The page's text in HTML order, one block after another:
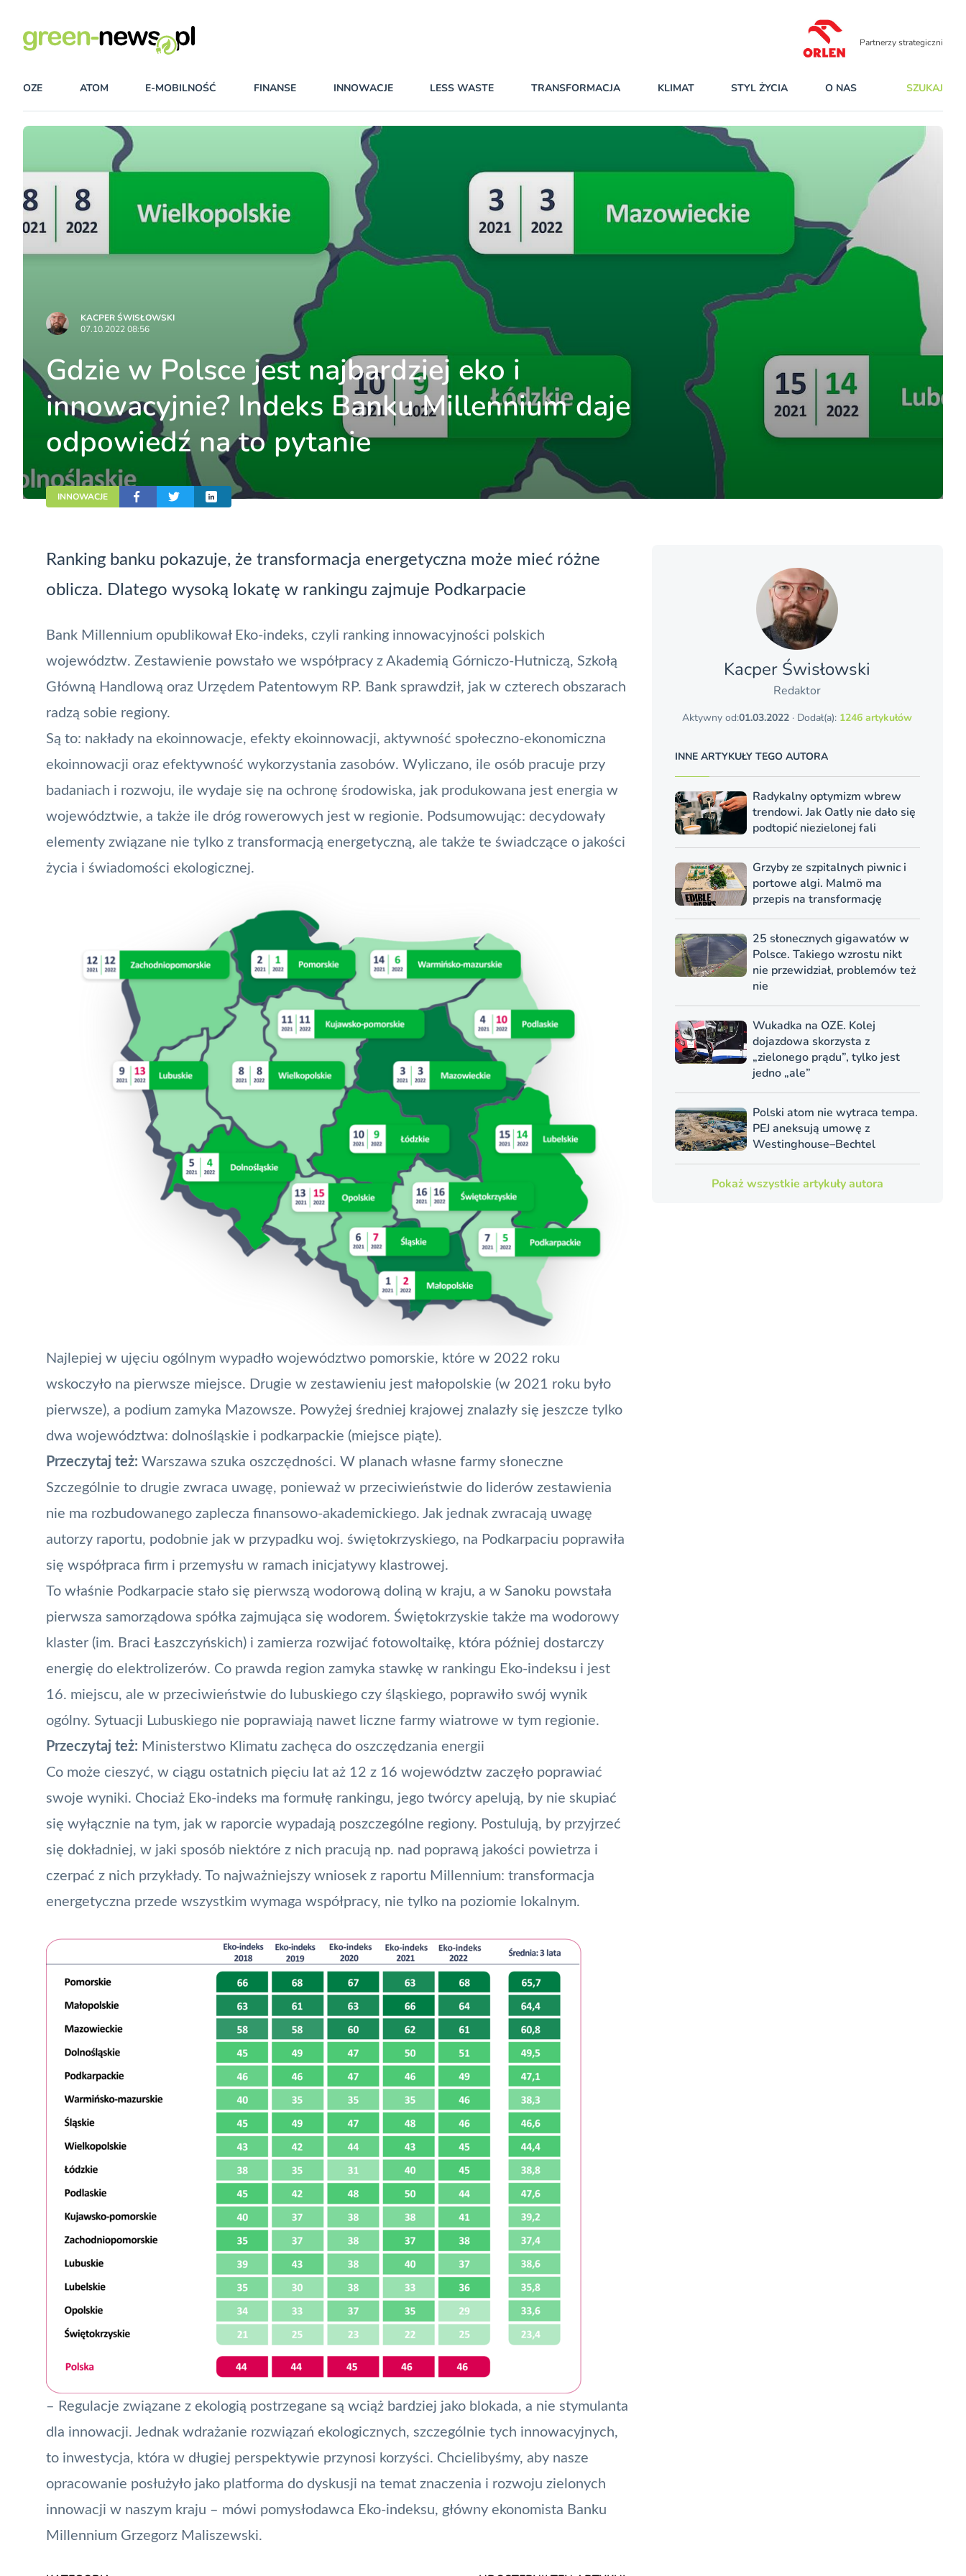
Partnerzy strategiczni
OZE ATOM E-MOBILNOŚĆ FINANSE INNOWACJE LESS WASTE TRANSFORMACJA KLIMAT STYL ŻYCIA O NAS SZUKAJ
KACPER ŚWISŁO­WSKI
07.10.2022 08:56
Gdzie w Polsce jest najbardziej eko i
innowacyjnie? Indeks Banku Millennium daje
odpowiedź na to pytanie
INNOWACJE
Ranking banku pokazuje, że transformacja energetyczna może mieć różne
oblicza. Dlatego wysoką lokatę w rankingu zajmuje Podkarpacie
Bank Millennium opublikował Eko-indeks, czyli ranking innowacyjności polskich
województw. Zestawienie powstało we współpracy z Akademią Górniczo-Hutniczą, Szkołą
Główną Handlową oraz Urzędem Patentowym RP. Bank sprawdził, jak w czterech obszarach
radzą sobie regiony.
Są to: nakłady na ekoinnowacje, efekty ekoinnowacji, aktywność społeczno-ekonomiczna
ekoinnowacji oraz efektywność wykorzystania zasobów. Wyliczano, ile osób pracuje przy
badaniach i rozwoju, ile wydaje się na ochronę środowiska, jak produkowana jest energia w
województwie, a także ile dróg rowerowych jest w regionie. Podsumowując: decydowały
elementy związane nie tylko z transformacją energetyczną, ale także te świadczące o jakości
życia i świadomości ekologicznej.
Najlepiej w ujęciu ogólnym wypadło województwo pomorskie, które w 2022 roku
wskoczyło na pierwsze miejsce. Drugie w zestawieniu jest małopolskie (w 2021 roku było
pierwsze), a podium zamyka Mazowsze. Powyżej średniej krajowej znalazły się jeszcze tylko
dwa województwa: dolnośląskie i podkarpackie (miejsce piąte).
Przeczytaj też: Warszawa szuka oszczędności. W planach własne farmy słoneczne
Szczególnie to drugie zwraca uwagę, ponieważ w przeciwieństwie do liderów zestawienia
nie ma rozbudowanego zaplecza finansowo-akademickiego. Jak jednak zwracają uwagę
autorzy raportu, podobnie jak w przypadku woj. świętokrzyskiego, na Podkarpaciu poprawiła
się współpraca firm i przemysłu w ramach inicjatywy klastrowej.
To właśnie Podkarpacie stało się pierwszą wodorową doliną w kraju, a w Sanoku powstała
pierwsza samorządowa spółka zajmująca się wodorem. Świętokrzyskie także ma wodorowy
klaster (im. Braci Łaszczyńskich) i zamierza rozwijać fotowoltaikę, która później dostarczy
energię do elektrolizerów. Co prawda region zamyka stawkę w rankingu Eko-indeksu i jest
16. miejscu, ale w przeciwieństwie do lubuskiego czy śląskiego, poprawiło swój wynik
ogólny. Sytuacji Lubuskiego nie poprawiają nawet liczne farmy wiatrowe w tym regionie.
Przeczytaj też: Ministerstwo Klimatu zachęca do oszczędzania energii
Co może cieszyć, w ciągu ostatnich pięciu lat aż 12 z 16 województw zaczęło poprawiać
swoje wyniki. Chociaż Eko-indeks ma formułę rankingu, jego twórcy apelują, by nie skupiać
się wyłącznie na tym, jak w raporcie wypadają poszczególne regiony. Postulują, by przyjrzeć
się dokładniej, w jaki sposób niektóre z nich pracują np. nad poprawą jakości powietrza i
czerpać z nich przykłady. To najważniejszy wniosek z raportu Millennium: transformacja
energetyczna przede wszystkim wymaga współpracy, nie tylko na poziomie lokalnym.
– Regulacje związane z ekologią postrzegane są wciąż bardziej jako blokada, a nie stymulanta
dla innowacji. Jednak wdrażanie rozwiązań ekologicznych, szczególnie tych innowacyjnych,
to inwestycja, która w długiej perspektywie przynosi korzyści. Chcielibyśmy, aby nasze
opracowanie posłużyło jako platforma do dyskusji na temat znaczenia i rozwoju zielonych
innowacji w naszym kraju – mówi pomysłodawca Eko-indeksu, główny ekonomista Banku
Millennium Grzegorz Maliszewski.
Kacper Świsło­wski
Redaktor
Aktywny od:01.03.2022 · Dodał(a): 1246 artykułów
INNE ARTYKUŁY TEGO AUTORA
Radykalny optymizm wbrew
trendowi. Jak Oatly nie dało się
podtopić niezielonej fali
Grzyby ze szpitalnych piwnic i
portowe algi. Malmö ma
przepis na transformację
25 słonecznych gigawatów w
Polsce. Takiego wzrostu nikt
nie przewidział, problemów też
nie
Wukadka na OZE. Kolej
dojazdowa skorzysta z
„zielonego prądu”, tylko jest
jedno „ale”
Polski atom nie wytraca tempa.
PEJ aneksują umowę z
Westinghouse–Bechtel
Pokaż wszystkie artykuły autora